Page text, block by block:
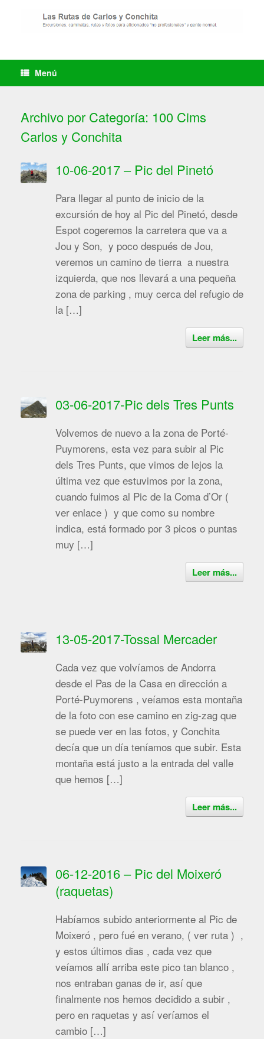
Menú
Archivo por Categoría: 100 Cims
Carlos y Conchita
10-06-2017 – Pic del Pinetó
Para llegar al punto de inicio de la
excursión de hoy al Pic del Pinetó, desde
Espot cogeremos la carretera que va a
Jou y Son, y poco después de Jou,
veremos un camino de tierra a nuestra
izquierda, que nos llevará a una pequeña
zona de parking , muy cerca del refugio de
la […]
Leer más...
03-06-2017-Pic dels Tres Punts
Volvemos de nuevo a la zona de Porté-
Puymorens, esta vez para subir al Pic
dels Tres Punts, que vimos de lejos la
última vez que estuvimos por la zona,
cuando fuimos al Pic de la Coma d’Or (
ver enlace ) y que como su nombre
indica, está formado por 3 picos o puntas
muy […]
Leer más...
13-05-2017-Tossal Mercader
Cada vez que volvíamos de Andorra
desde el Pas de la Casa en dirección a
Porté-Puymorens , veíamos esta montaña
de la foto con ese camino en zig-zag que
se puede ver en las fotos, y Conchita
decía que un día teníamos que subir. Esta
montaña está justo a la entrada del valle
que hemos […]
Leer más...
06-12-2016 – Pic del Moixeró
(raquetas)
Habíamos subido anteriormente al Pic de
Moixeró , pero fué en verano, ( ver ruta ) ,
y estos últimos dias , cada vez que
veíamos allí arriba este pico tan blanco ,
nos entraban ganas de ir, así que
finalmente nos hemos decidido a subir ,
pero en raquetas y así veríamos el
cambio […]